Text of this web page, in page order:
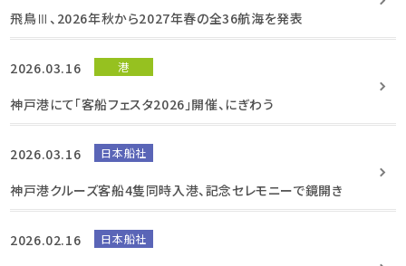
飛鳥Ⅲ、2026年秋から2027年春の全36航海を発表
2026.03.16 港
神戸港にて「客船フェスタ2026」開催、にぎわう
2026.03.16 日本船社
神戸港クルーズ客船4隻同時入港、記念セレモニーで鏡開き
2026.02.16 日本船社